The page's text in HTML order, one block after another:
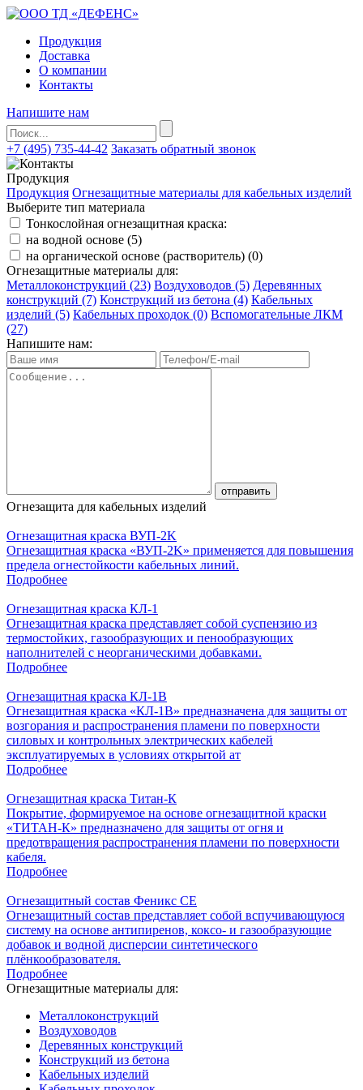
Продукция
Доставка
О компании
Контакты
Напишите нам
+7 (495) 735-44-42 Заказать обратный звонок
Продукция
Продукция Огнезащитные материалы для кабельных изделий
Выберите тип материала
Тонкослойная огнезащитная краска:
на водной основе (5)
на органической основе (растворитель) (0)
Огнезащитные материалы для:
Металлоконструкций (23) Воздуховодов (5) Деревянных
конструкций (7) Конструкций из бетона (4) Кабельных
изделий (5) Кабельных проходок (0) Вспомогательные ЛКМ
(27)
Напишите нам:
Огнезащита для кабельных изделий
Огнезащитная краска ВУП-2K
Огнезащитная краска «ВУП-2K» применяется для повышения
предела огнестойкости кабельных линий.
Подробнее
Огнезащитная краска КЛ-1
Огнезащитная краска представляет собой суспензию из
термостойких, газообразующих и пенообразующих
наполнителей с неорганическими добавками.
Подробнее
Огнезащитная краска КЛ-1В
Огнезащитная краска «КЛ-1В» предназначена для защиты от
возгорания и распространения пламени по поверхности
силовых и контрольных электрических кабелей
эксплуатируемых в условиях открытой ат
Подробнее
Огнезащитная краска Титан-К
Покрытие, формируемое на основе огнезащитной краски
«ТИТАН-К» предназначено для защиты от огня и
предотвращения распространения пламени по поверхности
кабеля.
Подробнее
Огнезащитный состав Феникс СЕ
Огнезащитный состав представляет собой вспучивающуюся
систему на основе антипиренов, коксо- и газообразующие
добавок и водной дисперсии синтетического
плёнкообразователя.
Подробнее
Огнезащитные материалы для:
Металлоконструкций
Воздуховодов
Деревянных конструкций
Конструкций из бетона
Кабельных изделий